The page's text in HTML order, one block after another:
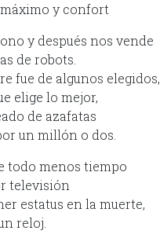
y confort
y después nos vende
de robots.
fue de algunos elegidos,
elige lo mejor,
de azafatas
un millón o dos.
todo menos tiempo
televisión
estatus en la muerte,
reloj.